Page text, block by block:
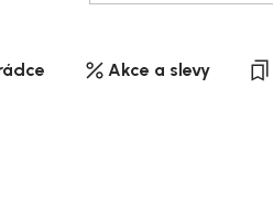
Akce a slevy